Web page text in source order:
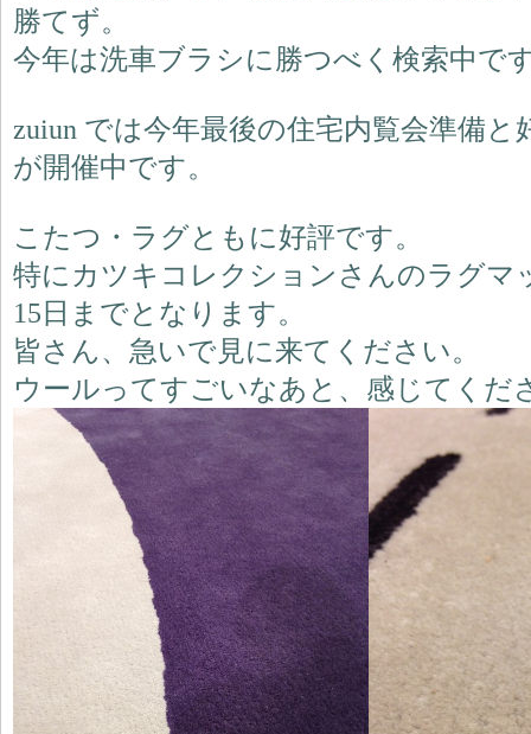
勝てず。
今年は洗車ブラシに勝つべく検索中で
zuiun では今年最後の住宅内覧会準備
が開催中です。
こたつ・ラグともに好評です。
特にカツキコレクションさんのラグマ
15日までとなります。
皆さん、急いで見に来てください。
ウールってすごいなあと、感じてくだ